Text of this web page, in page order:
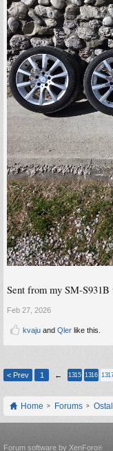
Sent from my SM-S931B
Feb 27, 2026
kvaju and Qler like this.
< Prev
1 ← 1315 1316
Home Forums
Forum software by XenForo®